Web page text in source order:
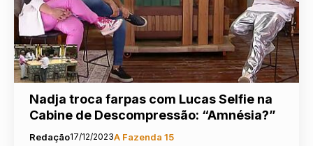
Nadja troca farpas com Lucas Selfie na
Cabine de Descompressão: “Amnésia?”
Redação17/12/2023A Fazenda 15